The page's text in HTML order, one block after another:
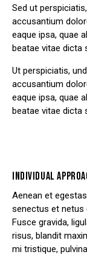
Sed ut
accusantium
eaque ipsa, quae
beatae vitae dicta
Ut perspiciatis,
accusantium
eaque ipsa, quae
beatae vitae dicta
INDIVIDUAL
Aenean et
senectus et netus
Fusce gravida,
risus, blandit
mi tristique,